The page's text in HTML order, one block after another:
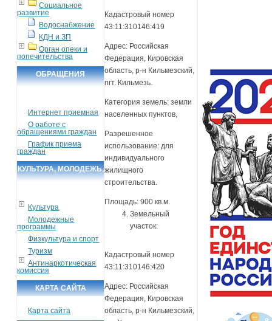
Социальное
развитие
Водоснабжение
КДН и ЗП
Орган опеки и
попечительства
ОБРАЩЕНИЯ
Интернет приемная
О работе с
обращениями граждан
График приема
граждан
КУЛЬТУРА, МОЛОДЕЖЬ,
Культура
Молодежные
программы
Физкультура и спорт
Туризм
Антинаркотическая
комиссия
КАРТА САЙТА
Карта сайта
Кадастровый номер
43:11:310146:419
Адрес: Российская
Федерация, Кировская
область, р-н Кильмезский,
пгт. Кильмезь.
Категория земель: земли
населенных пунктов,
Разрешенное
использование: для
индивидуального
жилищного
строительства.
Площадь: 900 кв.м.
Земельный
участок:
Кадастровый номер
43:11:310146:420
Адрес: Российская
Федерация, Кировская
область, р-н Кильмезский,